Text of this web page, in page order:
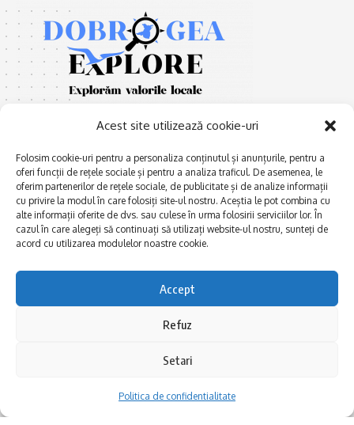
Acest site utilizează cookie-uri
Folosim cookie-uri pentru a personaliza conținutul și anunțurile, pentru a
oferi funcții de rețele sociale și pentru a analiza traficul. De asemenea, le
oferim partenerilor de rețele sociale, de publicitate și de analize informații
cu privire la modul în care folosiți site-ul nostru. Aceștia le pot combina cu
alte informații oferite de dvs. sau culese în urma folosirii serviciilor lor. În
cazul în care alegeți să continuați să utilizați website-ul nostru, sunteți de
acord cu utilizarea modulelor noastre cookie.
Accept
Refuz
Setari
Politica de confidentialitate
E xplorăm Dobrogea,
Explorăm valorile locale:
Deltă, Litoral, cele mai mari
biserici și mănăstiri, cele mai
FRUMOASE POVEȘTI.
Afaceri și meșteșuguri
Actualitate